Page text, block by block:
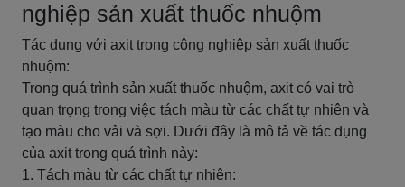
nghiệp sản xuất thuốc nhuộm
Tác dụng với axit trong công nghiệp sản xuất thuốc
nhuộm:
Trong quá trình sản xuất thuốc nhuộm, axit có vai trò
quan trọng trong việc tách màu từ các chất tự nhiên và
tạo màu cho vải và sợi. Dưới đây là mô tả về tác dụng
của axit trong quá trình này:
1. Tách màu từ các chất tự nhiên: